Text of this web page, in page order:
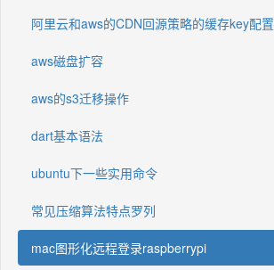
阿里云和aws的CDN回源策略的缓存key配置
aws磁盘扩容
aws的s3迁移操作
dart基本语法
ubuntu下一些实用命令
常见压缩算法特点罗列
mac图形化远程登录raspberrypi